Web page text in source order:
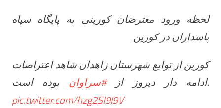
لحظه ورود معترضان کورینی به پایگاه سپاه
پاسداران در کورین
کورین از توابع شهرستان زاهدان شاهد اعتراضات
ادامه دار دیروز از#سراوان
بوده است.
pic.twitter.com/hzg2SI9l9V